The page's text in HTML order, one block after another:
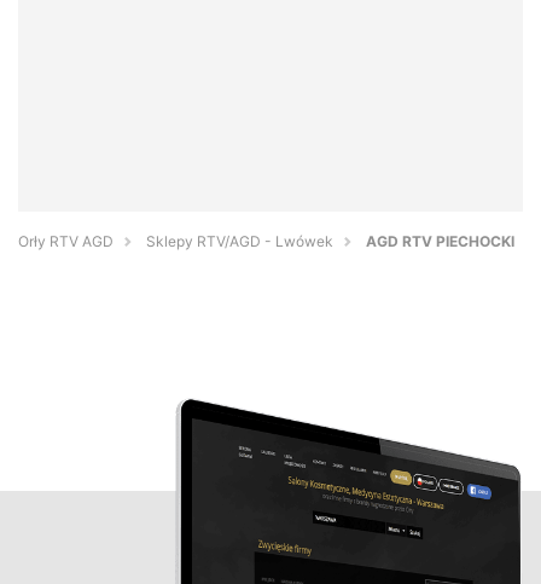
Orły RTV AGD Sklepy RTV/AGD - Lwówek AGD RTV PIECHOCKI